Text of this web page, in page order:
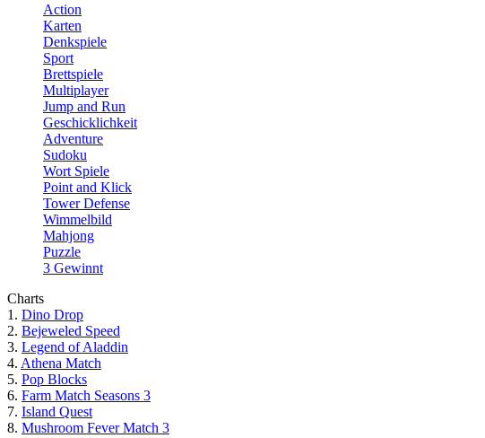
Action
Karten
Denkspiele
Sport
Brettspiele
Multiplayer
Jump and Run
Geschicklichkeit
Adventure
Sudoku
Wort Spiele
Point and Klick
Tower Defense
Wimmelbild
Mahjong
Puzzle
3 Gewinnt
Charts
1. Dino Drop
2. Bejeweled Speed
3. Legend of Aladdin
4. Athena Match
5. Pop Blocks
6. Farm Match Seasons 3
7. Island Quest
8. Mushroom Fever Match 3